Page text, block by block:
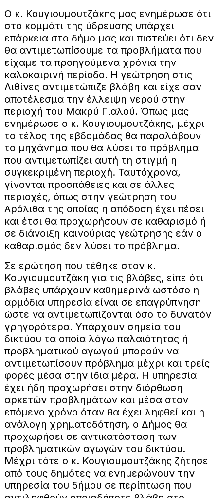
Ο κ. Κουγιουμουτζάκης μας ενημέρωσε ότι
στο κομμάτι της ύδρευσης υπάρχει
επάρκεια στο δήμο μας και πιστεύει ότι δεν
θα αντιμετωπίσουμε τα προβλήματα που
είχαμε τα προηγούμενα χρόνια την
καλοκαιρινή περίοδο. Η γεώτρηση στις
Λιθίνες αντιμετώπιζε βλάβη και είχε σαν
αποτέλεσμα την έλλειψη νερού στην
περιοχή του Μακρύ Γιαλού. Όπως μας
ενημέρωσε ο κ. Κουγιουμουτζάκης, μέχρι
το τέλος της εβδομάδας θα παραλάβουν
το μηχάνημα που θα λύσει το πρόβλημα
που αντιμετωπίζει αυτή τη στιγμή η
συγκεκριμένη περιοχή. Ταυτόχρονα,
γίνονται προσπάθειες και σε άλλες
περιοχές, όπως στην γεώτρηση του
Αρόλιθα της οποίας η απόδοση έχει πέσει
και έτσι θα προχωρήσουν σε καθαρισμό ή
σε διάνοιξη καινούριας γεώτρησης εάν ο
καθαρισμός δεν λύσει το πρόβλημα.
Σε ερώτηση που τέθηκε στον κ.
Κουγιουμουτζάκη για τις βλάβες, είπε ότι
βλάβες υπάρχουν καθημερινά ωστόσο η
αρμόδια υπηρεσία είναι σε επαγρύπνηση
ώστε να αντιμετωπίζονται όσο το δυνατόν
γρηγορότερα. Υπάρχουν σημεία του
δικτύου τα οποία λόγω παλαιότητας ή
προβληματικού αγωγού μπορούν να
αντιμετωπίσουν πρόβλημα μέχρι και τρείς
φορές μέσα στην ίδια μέρα. Η υπηρεσία
έχει ήδη προχωρήσει στην διόρθωση
αρκετών προβλημάτων και μέσα στον
επόμενο χρόνο όταν θα έχει ληφθεί και η
ανάλογη χρηματοδότηση, ο Δήμος θα
προχωρήσει σε αντικατάσταση των
προβληματικών αγωγών του δικτύου.
Μέχρι τότε ο κ. Κουγιουμουτζάκης ζήτησε
από τους δημότες να ενημερώνουν την
υπηρεσία του δήμου σε περίπτωση που